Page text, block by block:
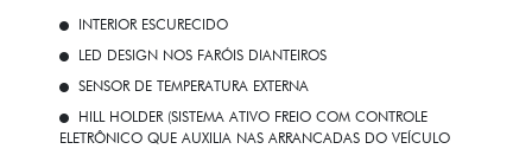
INTERIOR ESCURECIDO
LED DESIGN NOS FARÓIS DIANTEIROS
SENSOR DE TEMPERATURA EXTERNA
HILL HOLDER (SISTEMA ATIVO FREIO COM CONTROLE
ELETRÔNICO QUE AUXILIA NAS ARRANCADAS DO VEÍCULO